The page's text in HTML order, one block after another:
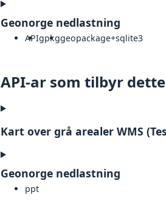
Geonorge nedlastning
APIgpkggeopackage+sqlite3
API-ar som tilbyr
Kart over grå arealer WMS
Geonorge nedlastning
ppt